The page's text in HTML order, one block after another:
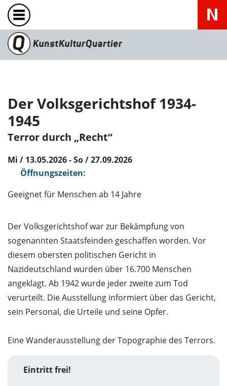
Der Volksgerichtshof 1934-
1945
Terror durch „Recht“
Mi / 13.05.2026 - So / 27.09.2026
Öffnungszeiten:
Geeignet für Menschen ab 14 Jahre
Der Volksgerichtshof war zur Bekämpfung von
sogenannten Staatsfeinden geschaffen worden. Vor
diesem obersten politischen Gericht in
Nazideutschland wurden über 16.700 Menschen
angeklagt. Ab 1942 wurde jeder zweite zum Tod
verurteilt. Die Ausstellung informiert über das Gericht,
sein Personal, die Urteile und seine Opfer.
Eine Wanderausstellung der Topographie des Terrors.
Eintritt frei!